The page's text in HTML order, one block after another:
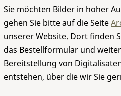
Sie möchten Bilder in hoher
gehen Sie bitte auf die Seite
unserer Website. Dort finden
das Bestellformular und
Bereitstellung von
entstehen, über die wir Sie